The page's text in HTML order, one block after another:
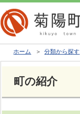
ホーム ＞分類から探す
町の紹介